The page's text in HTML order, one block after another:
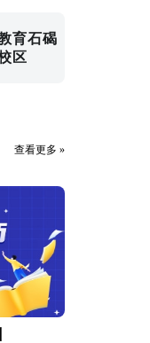
育石碣
区
查看更多 »